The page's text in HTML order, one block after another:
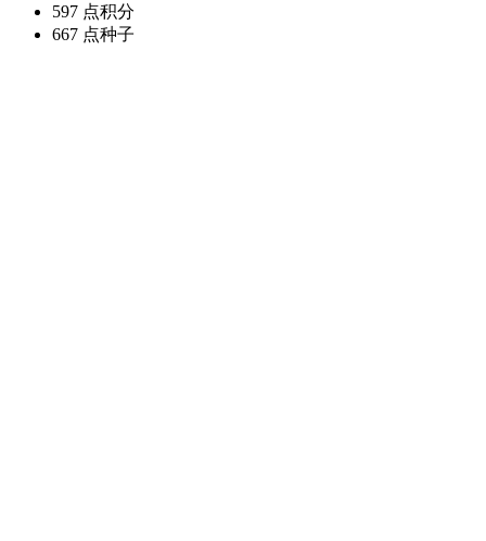
597 点积分
667 点种子